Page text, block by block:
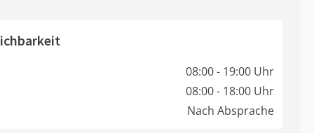
08:00 - 19:00 Uhr
08:00 - 18:00 Uhr
Nach Absprache